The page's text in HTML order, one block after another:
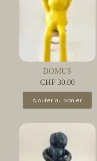
DOMUS
CHF30.00
Ajouter au panier